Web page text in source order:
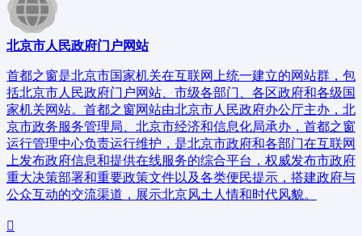
北京市人民政府门户网站
首都之窗是北京市国家机关在互联网上统一建立的网站群，包
括北京市人民政府门户网站、市级各部门、各区政府和各级国
家机关网站。首都之窗网站由北京市人民政府办公厅主办，北
京市政务服务管理局、北京市经济和信息化局承办，首都之窗
运行管理中心负责运行维护，是北京市政府和各部门在互联网
上发布政府信息和提供在线服务的综合平台，权威发布市政府
重大决策部署和重要政策文件以及各类便民提示，搭建政府与
公众互动的交流渠道，展示北京风土人情和时代风貌。